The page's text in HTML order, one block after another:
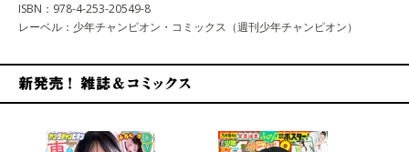
ISBN：978-4-253-20549-8
レーベル：少年チャンピオン・コミックス（週刊少年チャンピオン）